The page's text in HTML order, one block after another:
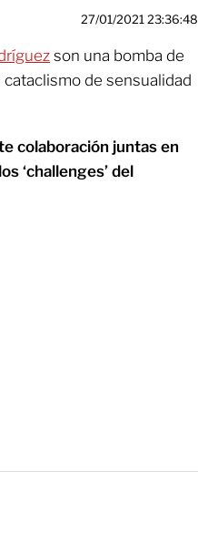
27/01/2021 23:36:48
son una bomba de
de sensualidad
colaboración juntas en
‘challenges’ del